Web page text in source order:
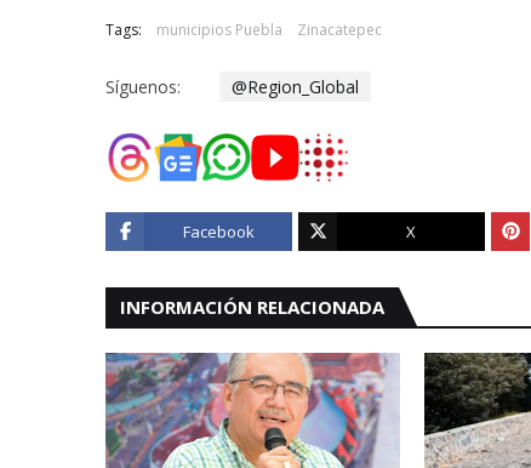
Tags: municipios Puebla Zinacatepec
Síguenos: @Region_Global
Facebook X
INFORMACIÓN RELACIONADA